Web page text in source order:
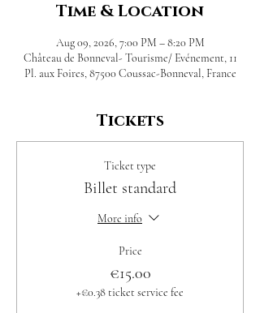
Time & Location
Aug 09, 2026, 7:00 PM – 8:20 PM
Château de Bonneval- Tourisme/ Evénement, 11
Pl. aux Foires, 87500 Coussac-Bonneval, France
Tickets
Ticket type
Billet standard
More info
Price
€15.00
+€0.38 ticket service fee